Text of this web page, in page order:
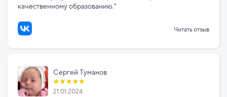
качественному образованию."
Читать отзыв
Сергей Туманов
21.01.2024